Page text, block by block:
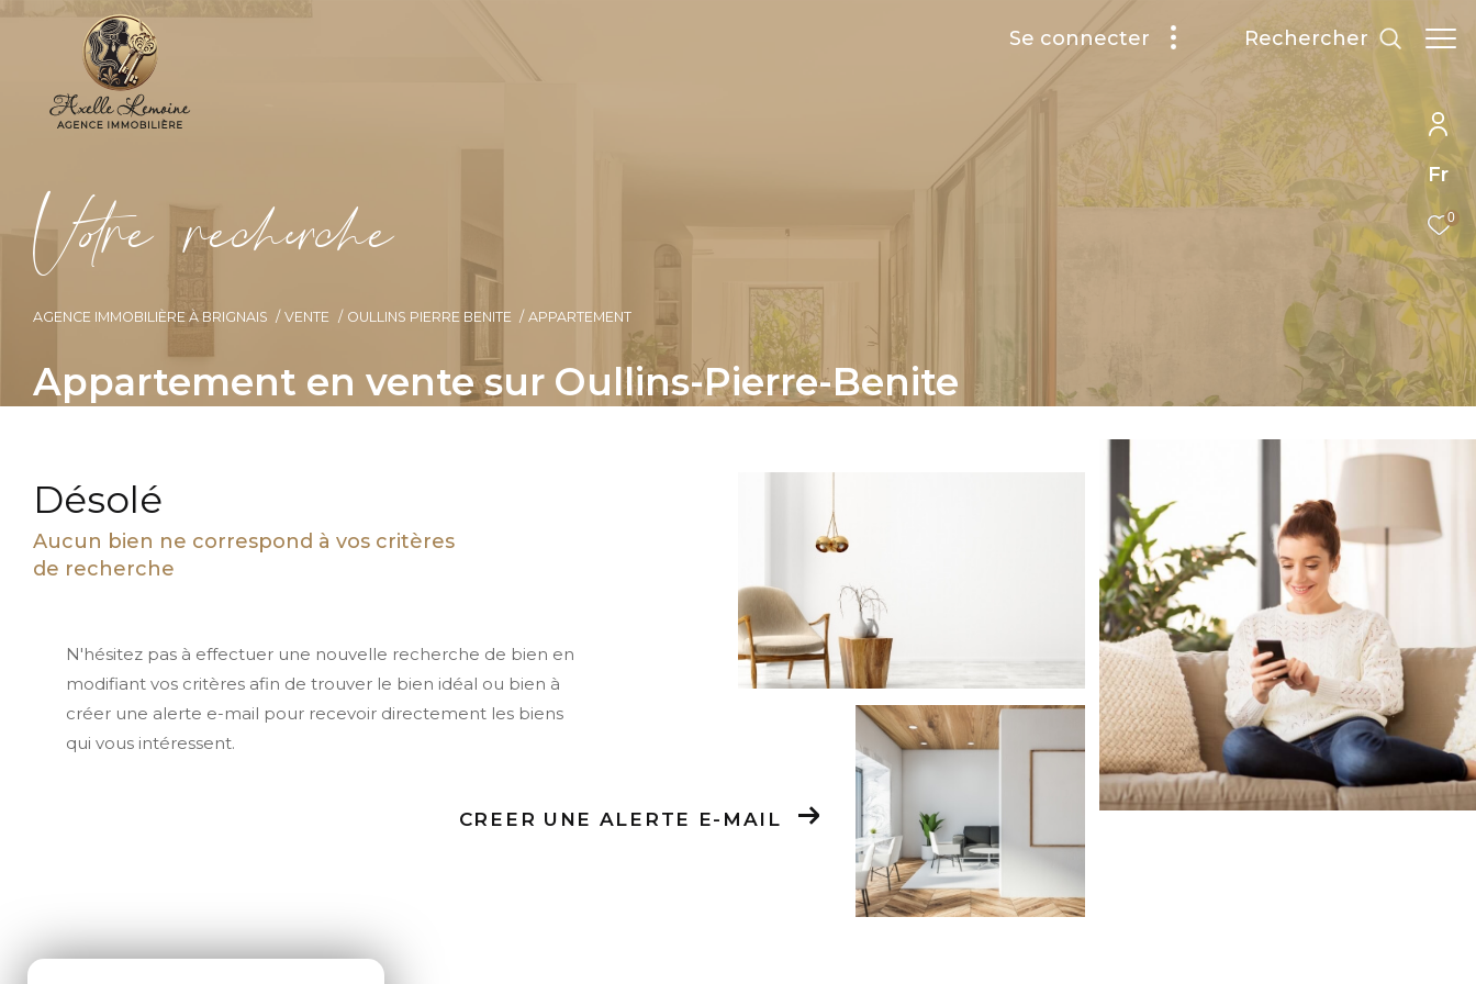
Fr
0
Se connecter rechercher
Vore recece
AGENCE IMMOBILIÈRE À BRIGNAIS VENTE OULLINS PIERRE BENITE APPARTEMENT
Appartement en vente sur Oullins-Pierre-Benite
Désolé
Aucun bien ne correspond à vos critères
de recherche
N'hésitez pas à effectuer une nouvelle recherche de bien en
modifiant vos critères afin de trouver le bien idéal ou bien à
créer une alerte e-mail pour recevoir directement les biens
qui vous intéressent.
CREER UNE ALERTE E-MAIL